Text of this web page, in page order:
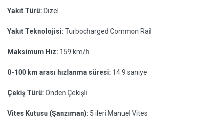
Yakıt Türü: Dizel
Yakıt Teknolojisi: Turbocharged Common Rail
Maksimum Hız: 159 km/h
0-100 km arası hızlanma süresi: 14.9 saniye
Çekiş Türü: Önden Çekişli
Vites Kutusu (Şanzıman): 5 ileri Manuel Vites